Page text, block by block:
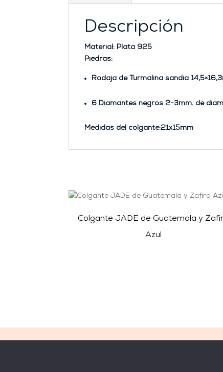
Descripción
Material: Plata 925
Piedras:
Rodaja de Turmalina sandía
6 Diamantes negros 2-3mm. de
Medidas del colgante:21x15mm
Colgante JADE de Guatemala y
Azul